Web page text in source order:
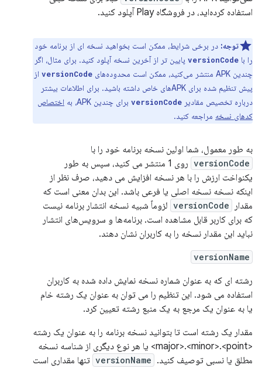
استفاده کرده‌اید، در فروشگاه Play آپلود کنید.
توجه: در برخی شرایط، ممکن است بخواهید نسخه ای از برنامه خود
را با versionCode پایین تر از آخرین نسخه آپلود کنید. برای مثال، اگر
چندین APK منتشر می‌کنید، ممکن است محدوده‌های
versionCode از
پیش تنظیم شده برای APK‌های خاص داشته باشید. برای اطلاعات بیشتر
درباره تخصیص مقادیر versionCode برای چندین APK، به
اختصاص
کدهای نسخه مراجعه کنید.
به طور معمول، شما اولین نسخه برنامه خود را با
versionCode
روی 1 منتشر می کنید، سپس به طور
یکنواخت ارزش را با هر نسخه افزایش می دهید، صرف نظر از
اینکه نسخه نسخه اصلی یا فرعی باشد. این بدان معنی است که
مقدار
versionCode لزوماً شبیه نسخه انتشار برنامه نیست
که برای کاربر قابل مشاهده است. برنامه‌ها و سرویس‌های انتشار
نباید این مقدار نسخه را به کاربران نشان دهند.
versionName
رشته ای که به عنوان شماره نسخه نمایش داده شده به کاربران
استفاده می شود. این تنظیم را می توان به عنوان یک رشته خام
یا به عنوان یک مرجع به یک منبع رشته تعیین کرد.
مقدار یک رشته است تا بتوانید نسخه برنامه را به عنوان یک رشته
<major>.<minor>.<point> یا هر نوع دیگری از شناسه نسخه
مطلق یا نسبی توصیف کنید. versionName تنها مقداری است